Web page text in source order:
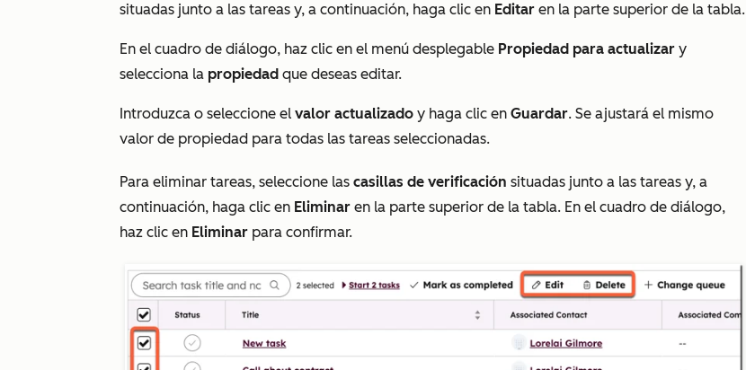
situadas junto a las tareas y, a continuación, haga clic en Editar en la parte superior de la tabla.
En el cuadro de diálogo, haz clic en el menú desplegable Propiedad para actualizar y
selecciona la propiedad que deseas editar.
Introduzca o seleccione el valor actualizado y haga clic en Guardar. Se ajustará el mismo
valor de propiedad para todas las tareas seleccionadas.
Para eliminar tareas, seleccione las casillas de verificación situadas junto a las tareas y, a
continuación, haga clic en Eliminar en la parte superior de la tabla. En el cuadro de diálogo,
haz clic en Eliminar para confirmar.